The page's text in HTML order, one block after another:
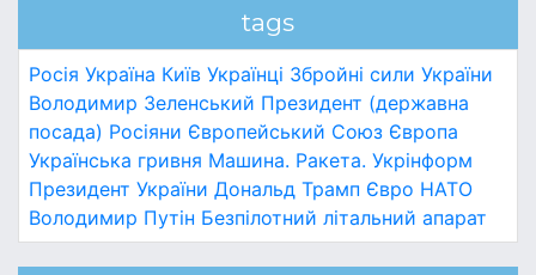
tags
Росія Україна Київ Українці Збройні сили України
Володимир Зеленський Президент (державна
посада) Росіяни Європейський Союз Європа
Українська гривня Машина. Ракета. Укрінформ
Президент України Дональд Трамп Євро НАТО
Володимир Путін Безпілотний літальний апарат